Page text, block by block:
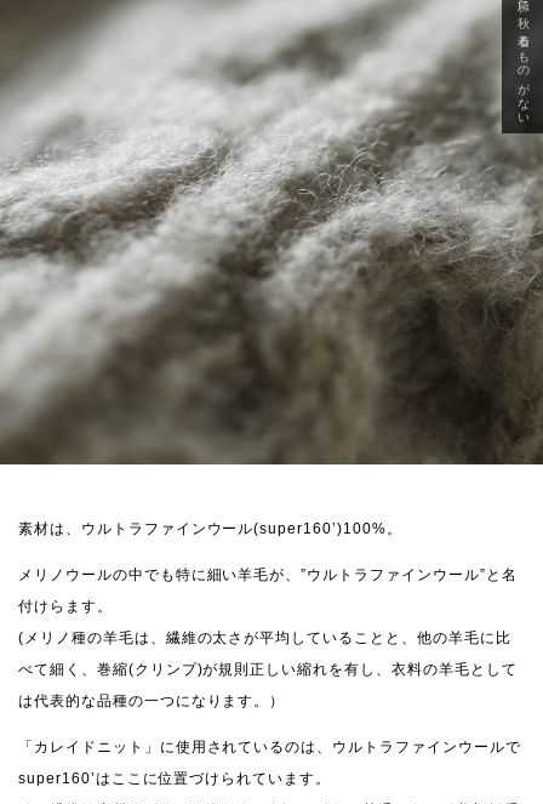
素材は、ウルトラファインウール(super160’)100%。
メリノウールの中でも特に細い羊毛が、”ウルトラファインウール”と名
付けらます。
(メリノ種の羊毛は、繊維の太さが平均していることと、他の羊毛に比
べて細く、巻縮(クリンプ)が規則正しい縮れを有し、衣料の羊毛として
は代表的な品種の一つになります。）
「カレイドニット」に使用されているのは、ウルトラファインウールで
super160’はここに位置づけられています。
急に秋、着るものがない